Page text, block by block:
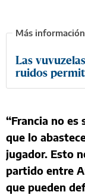
Las
ruidos
“Francia no
que lo
jugador. Esto
partido entre
que pueden